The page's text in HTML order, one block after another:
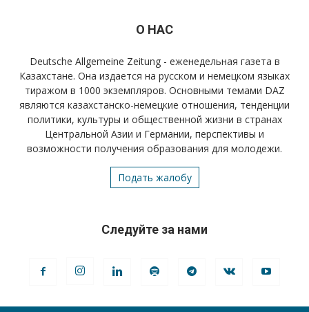
О НАС
Deutsche Allgemeine Zeitung - еженедельная газета в
Казахстане. Она издается на русском и немецком языках
тиражом в 1000 экземпляров. Основными темами DAZ
являются казахстанско-немецкие отношения, тенденции
политики, культуры и общественной жизни в странах
Центральной Азии и Германии, перспективы и
возможности получения образования для молодежи.
Подать жалобу
Следуйте за нами